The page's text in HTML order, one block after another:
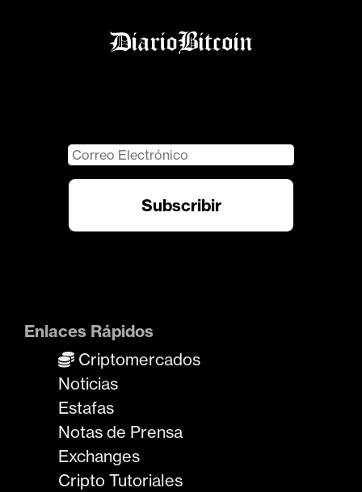
Enlaces Rápidos
Criptomercados
Noticias
Estafas
Notas de Prensa
Exchanges
Cripto Tutoriales